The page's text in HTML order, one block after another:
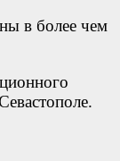
в более чем